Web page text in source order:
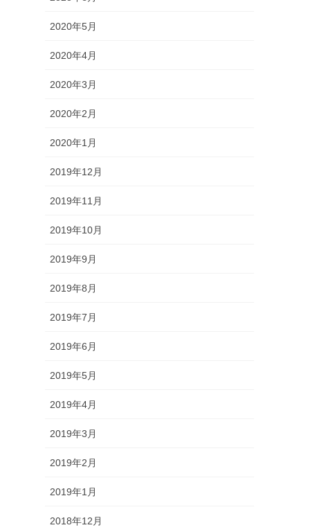
2020年5月
2020年4月
2020年3月
2020年2月
2020年1月
2019年12月
2019年11月
2019年10月
2019年9月
2019年8月
2019年7月
2019年6月
2019年5月
2019年4月
2019年3月
2019年2月
2019年1月
2018年12月